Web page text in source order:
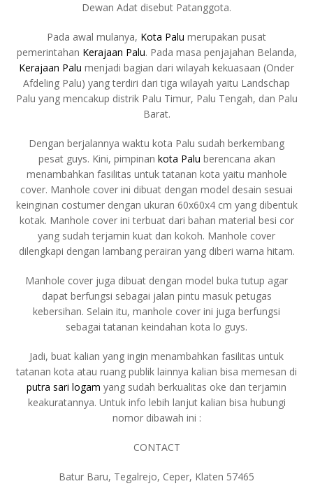
Dewan Adat disebut Patanggota.
Pada awal mulanya, Kota Palu merupakan pusat
pemerintahan Kerajaan Palu. Pada masa penjajahan Belanda,
Kerajaan Palu menjadi bagian dari wilayah kekuasaan (Onder
Afdeling Palu) yang terdiri dari tiga wilayah yaitu Landschap
Palu yang mencakup distrik Palu Timur, Palu Tengah, dan Palu
Barat.
Dengan berjalannya waktu kota Palu sudah berkembang
pesat guys. Kini, pimpinan kota Palu berencana akan
menambahkan fasilitas untuk tatanan kota yaitu manhole
cover. Manhole cover ini dibuat dengan model desain sesuai
keinginan costumer dengan ukuran 60x60x4 cm yang dibentuk
kotak. Manhole cover ini terbuat dari bahan material besi cor
yang sudah terjamin kuat dan kokoh. Manhole cover
dilengkapi dengan lambang perairan yang diberi warna hitam.
Manhole cover juga dibuat dengan model buka tutup agar
dapat berfungsi sebagai jalan pintu masuk petugas
kebersihan. Selain itu, manhole cover ini juga berfungsi
sebagai tatanan keindahan kota lo guys.
Jadi, buat kalian yang ingin menambahkan fasilitas untuk
tatanan kota atau ruang publik lainnya kalian bisa memesan di
putra sari logam yang sudah berkualitas oke dan terjamin
keakuratannya. Untuk info lebih lanjut kalian bisa hubungi
nomor dibawah ini :
CONTACT
Batur Baru, Tegalrejo, Ceper, Klaten 57465